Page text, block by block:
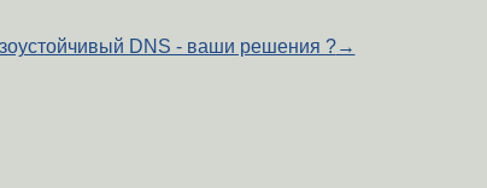
DNS - ваши решения ?→